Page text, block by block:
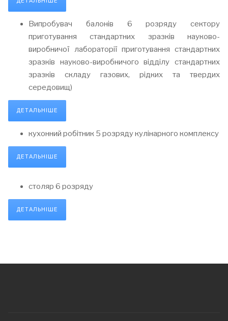
Випробувач балонів 6 розряду сектору
приготування стандартних зразків науково-
виробничої лабораторії приготування стандартних
зразків науково-виробничого відділу стандартних
зразків складу газових, рідких та твердих
середовищ)
ДЕТАЛЬНІШЕ
кухонний робітник 5 розряду кулінарного комплексу
ДЕТАЛЬНІШЕ
столяр 6 розряду
ДЕТАЛЬНІШЕ